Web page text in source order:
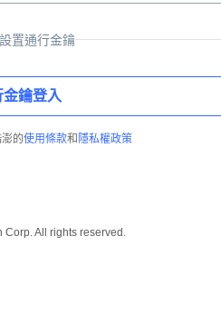
置通行金鑰
金鑰登入
的使用條款和 隱私權政策
All rights reserved.